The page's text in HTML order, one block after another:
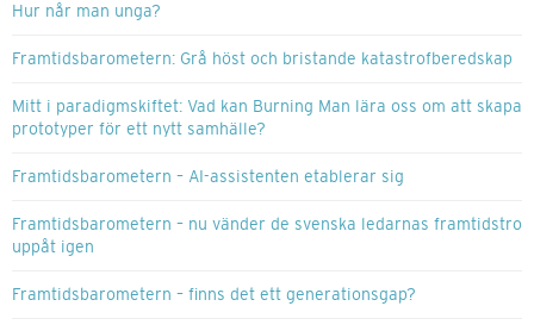
Hur når man unga?
Framtidsbarometern: Grå höst och bristande katastrofberedskap
Mitt i paradigmskiftet: Vad kan Burning Man lära oss om att skapa
prototyper för ett nytt samhälle?
Framtidsbarometern – AI-assistenten etablerar sig
Framtidsbarometern – nu vänder de svenska ledarnas framtidstro
uppåt igen
Framtidsbarometern – finns det ett generationsgap?